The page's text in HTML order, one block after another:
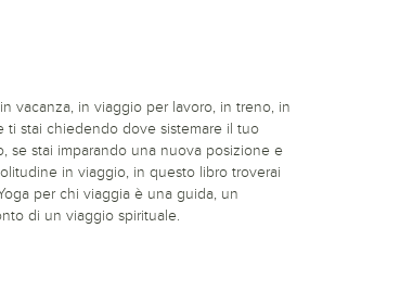
vacanza, in viaggio per lavoro, in treno, in
ti stai chiedendo dove sistemare il tuo
se stai imparando una nuova posizione e
in viaggio, in questo libro troverai
per chi viaggia è una guida, un
di un viaggio spirituale.